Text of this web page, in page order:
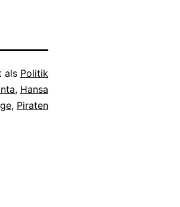
als Politik
, Hansa
, Piraten